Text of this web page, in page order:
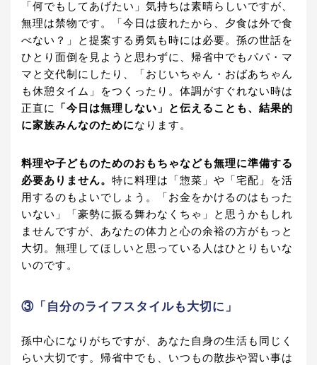
「何でもしてあげたい」気持ちは素晴らしいですが、
無理は禁物です。「今日は疲れたから、夕食は外で食
べない？」と提案する勇気も時には必要。孫の世話を
ひとり面倒を見ようと思わずに、帰省中でもパパ・マ
マと交代制にしたり、「おじいちゃん・おばあちゃん
も休憩タイム」をつくったり。体調がすぐれない時は
正直に
「今日は無理しない」と伝えることも、結果的
に家族みんなのためになります。
料理や子どものためのおもちゃなども無理に準備する
必要ありません。 特に料理は「惣菜」や「宅配」を活
用するのもよいでしょう。「お金をかけるのはもった
いない」「豪勢に振る舞わなくちゃ」と思うかもしれ
ませんですが、あなたの体力と心の余裕の方がもっと
大切。無理してほしいと思っている人はひとりもいな
いのです。
③「自分のライフスタイルも大切に」
孫中心になりがちですが、あなた自身の生活も同じく
らい大切です。帰省中でも、いつもの散歩や習い事は